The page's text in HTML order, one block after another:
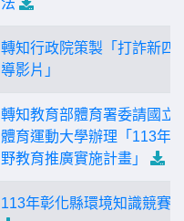
法
轉知行政院策製「打詐新四
導影片」
轉知教育部體育署委請國立
體育運動大學辦理「113年
野教育推廣實施計畫」
113年彰化縣環境知識競賽